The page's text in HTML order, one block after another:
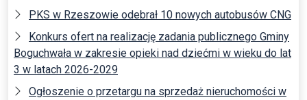
PKS w Rzeszowie odebrał 10 nowych autobusów CNG
Konkurs ofert na realizację zadania publicznego Gminy
Boguchwała w zakresie opieki nad dziećmi w wieku do lat
3 w latach 2026-2029
Ogłoszenie o przetargu na sprzedaż nieruchomości w